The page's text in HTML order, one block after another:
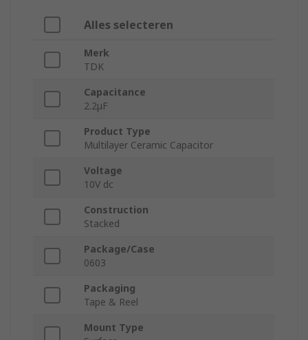
Alles selecteren
Merk
TDK
Capacitance
2.2μF
Product Type
Multilayer Ceramic Capacitor
Voltage
10V dc
Construction
Stacked
Package/Case
0603
Packaging
Tape & Reel
Mount Type